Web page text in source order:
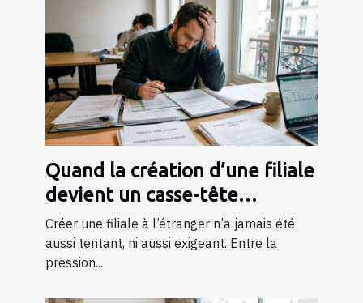
Quand la création d’une filiale
devient un casse-tête
juridique et bancaire
Créer une filiale à l’étranger n’a jamais été
aussi tentant, ni aussi exigeant. Entre la
pression...